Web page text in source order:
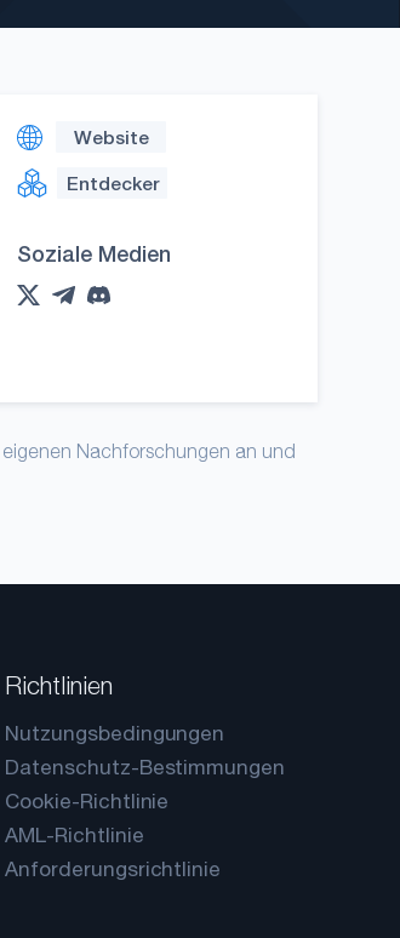
Website
Entdecker
Soziale Medien
Nachforschungen an und
Richtlinien
Nutzungsbedingungen
Datenschutz-Bestimmungen
Cookie-Richtlinie
AML-Richtlinie
Anforderungsrichtlinie